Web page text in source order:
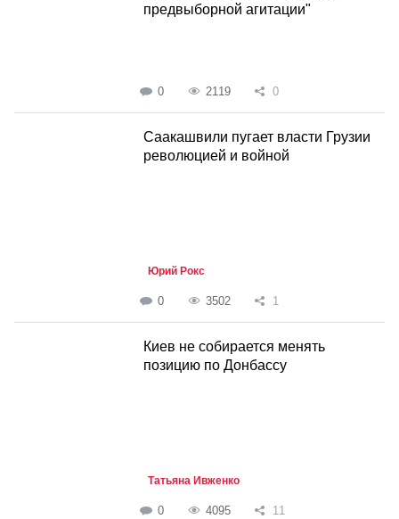
предвыборной агитации"
0 2119 0
Саакашвили пугает власти Грузии
революцией и войной
Юрий Рокс
0 3502 1
Киев не собирается менять
позицию по Донбассу
Татьяна Ивженко
0 4095 11